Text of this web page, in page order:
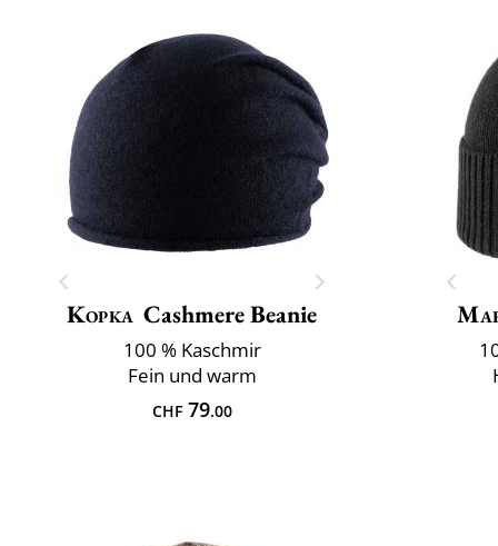
Kopka Cashmere Beanie
100 % Kaschmir
Fein und warm
CHF79.00